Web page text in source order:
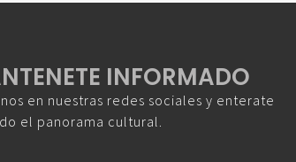
INFORMADO
en nuestras redes sociales y enterate
el panorama cultural.